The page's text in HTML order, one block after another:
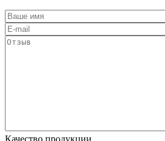
Качество продукции